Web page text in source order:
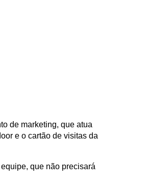
de marketing, que atua
e o cartão de visitas da
que não precisará